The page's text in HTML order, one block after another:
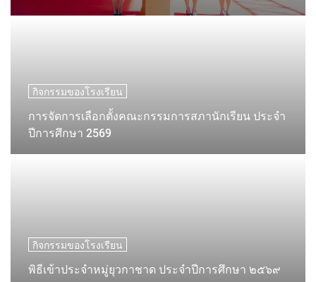
กิจกรรมของโรงเรียน
การจัดการเลือกตั้งคณะกรรมการสภานักเรียน ประจำ
ปีการศึกษา 2569
กิจกรรมของโรงเรียน
พิธีเข้าประจำหมู่ยุวกาชาด ประจำปีการศึกษา ๒๕๖๙